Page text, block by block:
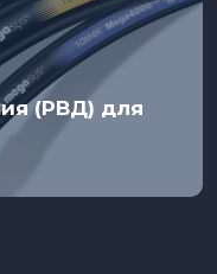
(РВД) для